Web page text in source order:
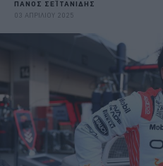
ΠΑΝΟΣ ΣΕΪΤΑΝΙΔΗΣ
03 ΑΠΡΙΛΙΟΥ 2025